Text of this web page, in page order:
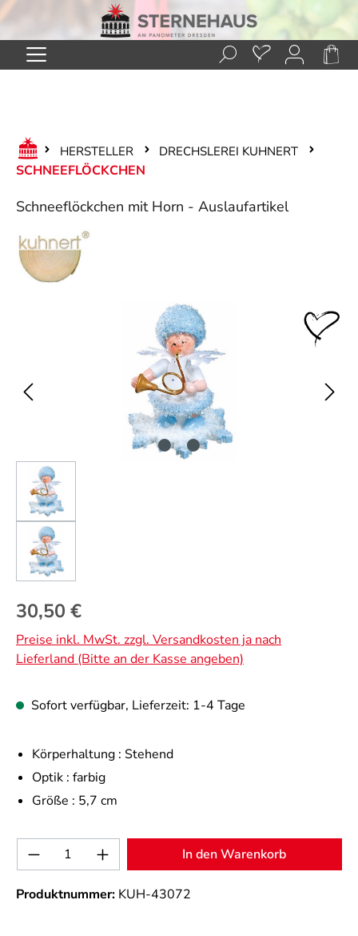
Zum Hauptinhalt springen
HERSTELLER DRECHSLEREI KUHNERT
SCHNEEFLÖCKCHEN
Schneeflöckchen mit Horn - Auslaufartikel
Bildergalerie überspringen
Regulärer Preis:
30,50 €
Preise inkl. MwSt. zzgl. Versandkosten ja nach
Lieferland (Bitte an der Kasse angeben)
Sofort verfügbar, Lieferzeit: 1-4 Tage
Körperhaltung : Stehend
Optik : farbig
Größe : 5,7 cm
Produkt Anzahl: Gib den gewünschten
In den Warenkorb
Produktnummer: KUH-43072